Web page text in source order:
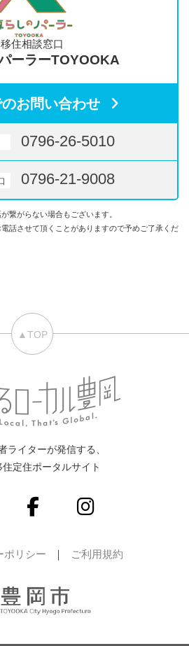
移住相談窓口
ーラーTOYOOKA
お問い合わせ
0796-26-5010
0796-21-9008
繋がらない場合もございます。
話させて頂くことがありますので予めご了承くだ
ライターが発信する、
住定住ポータルサイト
ポリシー ご利用規約
▲TOP